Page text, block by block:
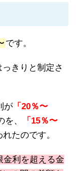
です。
きりと制定さ
が 「20％〜
、
「15％〜
たのです。
金利を超える金